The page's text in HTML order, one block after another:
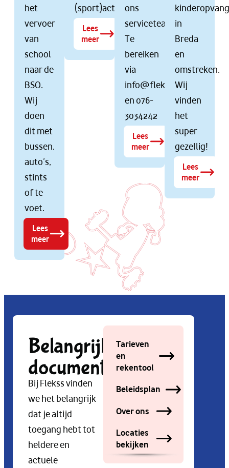
het
vervoer
van
school
naar de
BSO.
Wij
doen
dit met
bussen,
auto’s,
stints
of te
voet.
Lees
meer
(sport)activiteiten.
Lees
meer
ons
serviceteam.
Te
bereiken
via
info@flekss.nl
en 076-
3034242
Lees
meer
kinderopvang
in
Breda
en
omstreken.
Wij
vinden
het
super
gezellig!
Lees
meer
Belangrijke
documenten
Bij Flekss vinden
we het belangrijk
dat je altijd
toegang hebt tot
heldere en
actuele
Tarieven
en
rekentool
Beleidsplan
Over ons
Locaties
bekijken